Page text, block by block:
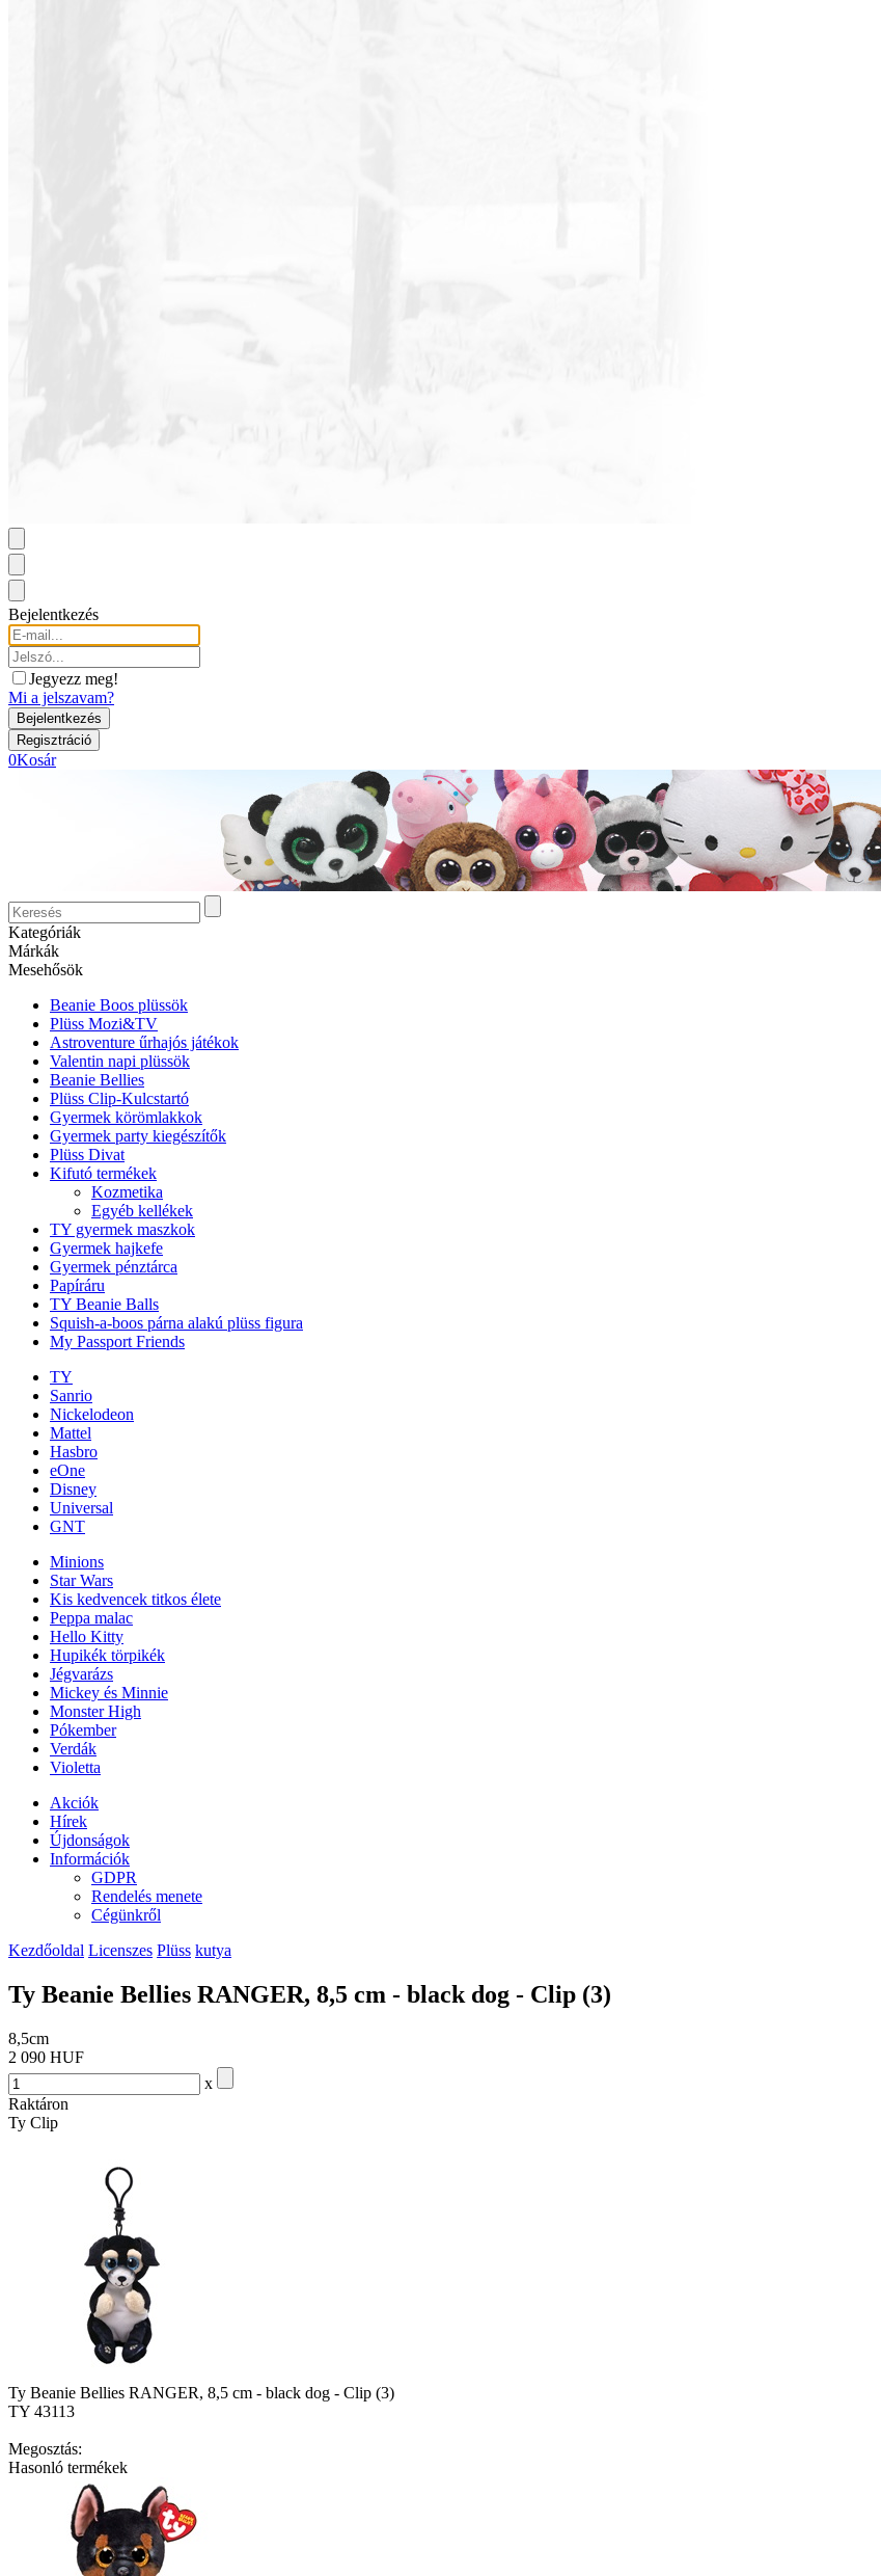
Bejelentkezés
Jegyezz meg!
Mi a jelszavam?
0Kosár
Kategóriák
Márkák
Mesehősök
Beanie Boos plüssök
Plüss Mozi&TV
Astroventure űrhajós játékok
Valentin napi plüssök
Beanie Bellies
Plüss Clip-Kulcstartó
Gyermek körömlakkok
Gyermek party kiegészítők
Plüss Divat
Kifutó termékek
Kozmetika
Egyéb kellékek
TY gyermek maszkok
Gyermek hajkefe
Gyermek pénztárca
Papíráru
TY Beanie Balls
Squish-a-boos párna alakú plüss figura
My Passport Friends
TY
Sanrio
Nickelodeon
Mattel
Hasbro
eOne
Disney
Universal
GNT
Minions
Star Wars
Kis kedvencek titkos élete
Peppa malac
Hello Kitty
Hupikék törpikék
Jégvarázs
Mickey és Minnie
Monster High
Pókember
Verdák
Violetta
Akciók
Hírek
Újdonságok
Információk
GDPR
Rendelés menete
Cégünkről
Kezdőoldal Licenszes Plüss kutya
Ty Beanie Bellies RANGER, 8,5 cm - black dog - Clip (3)
8,5cm
2 090 HUF
x
Raktáron
Ty Clip
Ty Beanie Bellies RANGER, 8,5 cm - black dog - Clip (3)
TY 43113
Megosztás:
Hasonló termékek